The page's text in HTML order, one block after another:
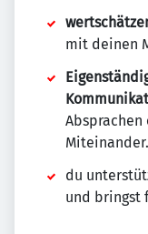
mit deinen
Miteinander.
du
und bringst